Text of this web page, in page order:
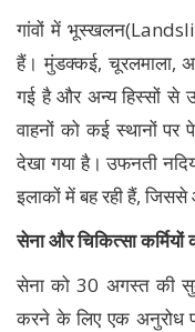
गांवों में
हैं। मुंडक्कई, चूरलमाला,
गई है और अन्य हिस्सों से
वाहनों को कई स्थानों पर
देखा गया है। उफनती
इलाकों में बह रही हैं, जिससे
सेना और चिकित्सा कर्मियों
सेना को 30 अगस्त की
करने के लिए एक अनुरोध